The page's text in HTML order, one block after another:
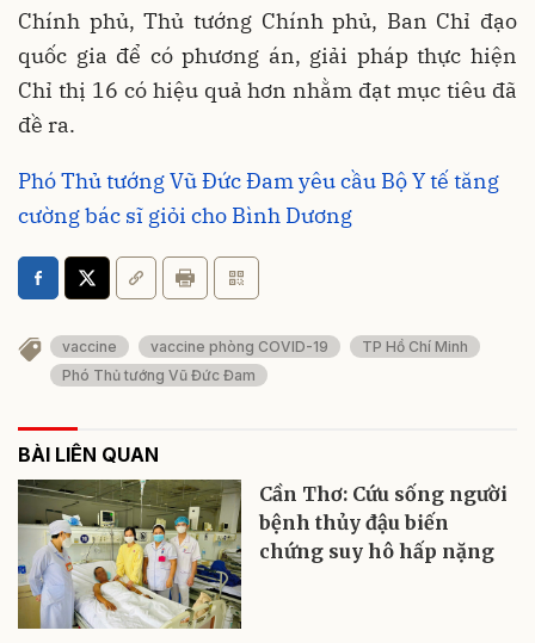
Chính phủ, Thủ tướng Chính phủ, Ban Chỉ đạo
quốc gia để có phương án, giải pháp thực hiện
Chỉ thị 16 có hiệu quả hơn nhằm đạt mục tiêu đã
đề ra.
Phó Thủ tướng Vũ Đức Đam yêu cầu Bộ Y tế tăng
cường bác sĩ giỏi cho Bình Dương
vaccine vaccine phòng COVID-19
TP Hồ Chí Minh
Phó Thủ tướng Vũ Đức Đam
BÀI LIÊN QUAN
Cần Thơ: Cứu sống người
bệnh thủy đậu biến
chứng suy hô hấp nặng